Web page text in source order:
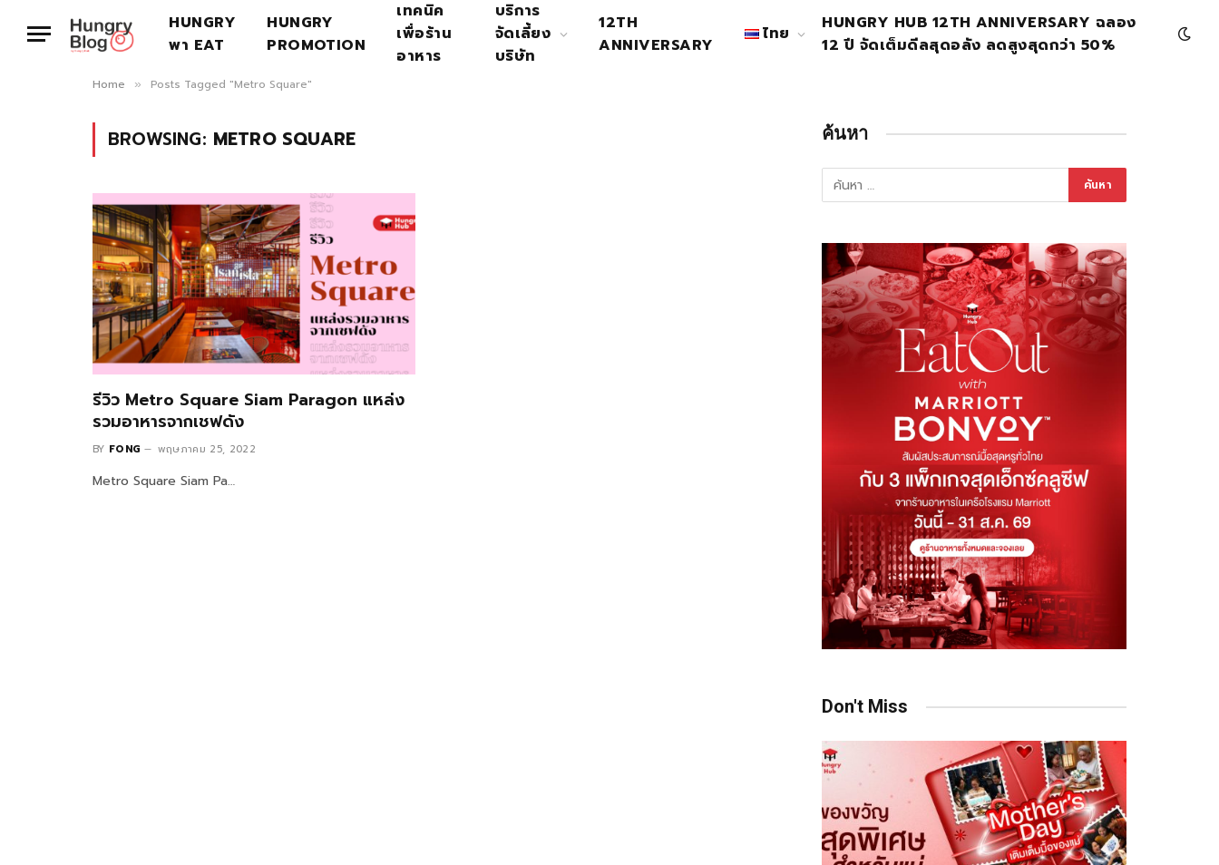
HUNGRY
พา EAT
HUNGRY
PROMOTION
เทคนิค
เพื่อร้าน
อาหาร
บริการ
จัดเลี้ยง
บริษัท
12TH
ANNIVERSARY
ไทย
HUNGRY HUB 12TH ANNIVERSARY ฉลอง
12 ปี จัดเต็มดีลสุดอลัง ลดสูงสุดกว่า 50%
Home » Posts Tagged "Metro Square"
BROWSING: METRO SQUARE
รีวิว Metro Square Siam Paragon แหล่ง
รวมอาหารจากเชฟดัง
BY FONG พฤษภาคม 25, 2022
Metro Square Siam Pa…
ค้นหา
Don't Miss